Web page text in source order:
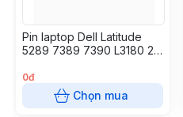
Pin laptop Dell Latitude
5289 7389 7390 L3180 2-
cell – không kén Wh)
0đ
Chọn mua